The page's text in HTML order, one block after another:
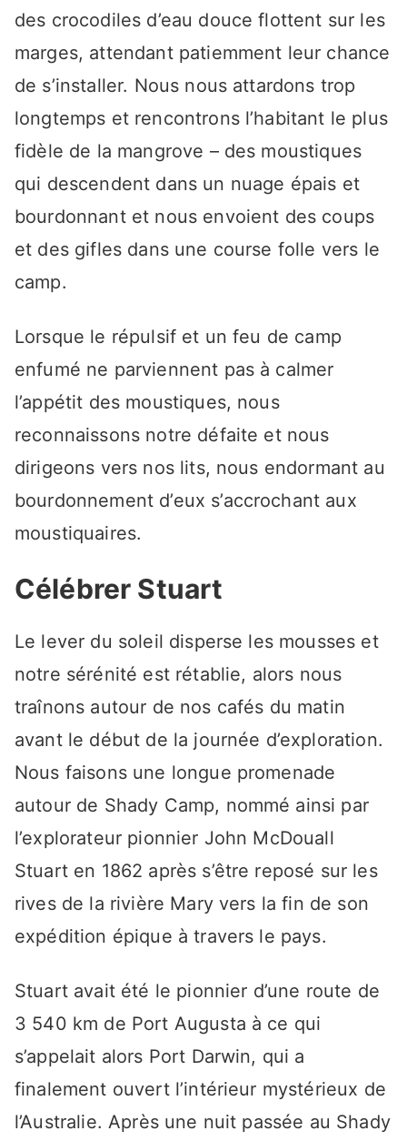
des crocodiles d’eau douce flottent sur les
marges, attendant patiemment leur chance
de s’installer. Nous nous attardons trop
longtemps et rencontrons l’habitant le plus
fidèle de la mangrove – des moustiques
qui descendent dans un nuage épais et
bourdonnant et nous envoient des coups
et des gifles dans une course folle vers le
camp.
Lorsque le répulsif et un feu de camp
enfumé ne parviennent pas à calmer
l’appétit des moustiques, nous
reconnaissons notre défaite et nous
dirigeons vers nos lits, nous endormant au
bourdonnement d’eux s’accrochant aux
moustiquaires.
Célébrer Stuart
Le lever du soleil disperse les mousses et
notre sérénité est rétablie, alors nous
traînons autour de nos cafés du matin
avant le début de la journée d’exploration.
Nous faisons une longue promenade
autour de Shady Camp, nommé ainsi par
l’explorateur pionnier John McDouall
Stuart en 1862 après s’être reposé sur les
rives de la rivière Mary vers la fin de son
expédition épique à travers le pays.
Stuart avait été le pionnier d’une route de
3 540 km de Port Augusta à ce qui
s’appelait alors Port Darwin, qui a
finalement ouvert l’intérieur mystérieux de
l’Australie. Après une nuit passée au Shady